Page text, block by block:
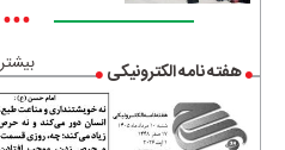
•••
بیشتر هفته نامه الکترونیکی